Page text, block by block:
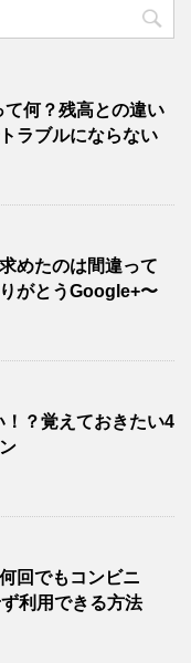
何？残高との違い
ラブルにならない
めたのは間違って
がとうGoogle+〜
？覚えておきたい4
回でもコンビニ
利用できる方法